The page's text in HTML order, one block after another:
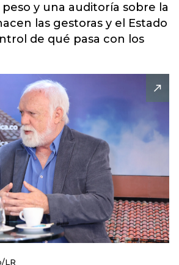
y una auditoría sobre la
las gestoras y el Estado
de qué pasa con los
LR